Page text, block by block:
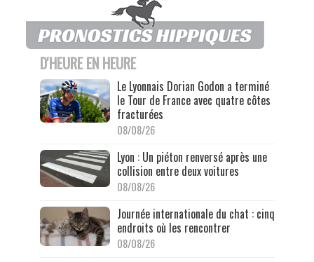
D'HEURE EN HEURE
Le Lyonnais Dorian Godon a terminé
le Tour de France avec quatre côtes
fracturées
08/08/26
Lyon : Un piéton renversé après une
collision entre deux voitures
08/08/26
Journée internationale du chat : cinq
endroits où les rencontrer
08/08/26